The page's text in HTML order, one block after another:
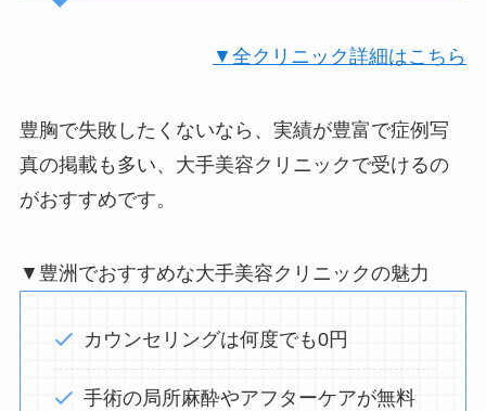
▼全クリニック詳細はこちら
豊胸で失敗したくないなら、実績が豊富で症例写
真の掲載も多い、大手美容クリニックで受けるの
がおすすめです。
▼豊洲でおすすめな大手美容クリニックの魅力
カウンセリングは何度でも0円
手術の局所麻酔やアフターケアが無料